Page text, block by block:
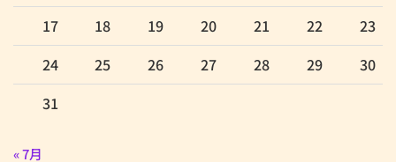
17
18 19 20 21 22
23
24
25 26 27 28 29
30
31
« 7月